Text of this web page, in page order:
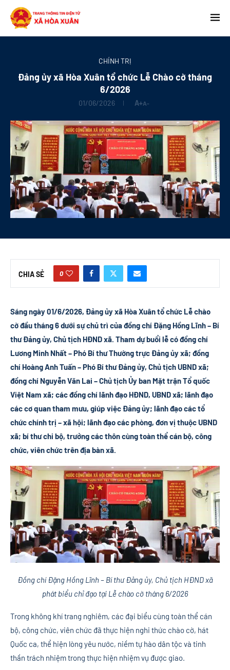
CHÍNH TRỊ
Đảng ủy xã Hòa Xuân tổ chức Lễ Chào cờ tháng
6/2026
01/06/2026 A+A-
CHIA SẺ 0
Sáng ngày 01/6/2026, Đảng ủy xã Hòa Xuân tổ chức Lễ chào
cờ đầu tháng 6 dưới sự chủ trì của đồng chí Đặng Hồng Lĩnh – Bí
thư Đảng ủy, Chủ tịch HĐND xã. Tham dự buổi lễ có đồng chí
Lương Minh Nhất – Phó Bí thư Thường trực Đảng ủy xã; đồng
chí Hoàng Anh Tuấn – Phó Bí thư Đảng ủy, Chủ tịch UBND xã;
đồng chí Nguyễn Văn Lai – Chủ tịch Ủy ban Mặt trận Tổ quốc
Việt Nam xã; các đồng chí lãnh đạo HĐND, UBND xã; lãnh đạo
các cơ quan tham mưu, giúp việc Đảng ủy; lãnh đạo các tổ
chức chính trị – xã hội; lãnh đạo các phòng, đơn vị thuộc UBND
xã; bí thư chi bộ, trưởng các thôn cùng toàn thể cán bộ, công
chức, viên chức trên địa bàn xã.
Đồng chí Đặng Hồng Lĩnh – Bí thư Đảng ủy, Chủ tịch HĐND xã
phát biểu chỉ đạo tại Lễ chào cờ tháng 6/2026
Trong không khí trang nghiêm, các đại biểu cùng toàn thể cán
bộ, công chức, viên chức đã thực hiện nghi thức chào cờ, hát
Quốc ca, thể hiện lòng yêu nước, niềm tự hào dân tộc và tinh
thần trách nhiệm trong thực hiện nhiệm vụ được giao.